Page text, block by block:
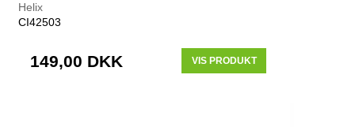
Helix
CI42503
149,00 DKK VIS PRODUKT